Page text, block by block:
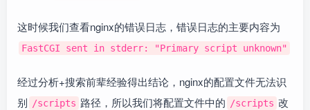
这时候我们查看nginx的错误日志，错误日志的主要内容为
FastCGI sent in stderr: "Primary script unknown"
经过分析+搜索前辈经验得出结论，nginx的配置文件无法识
别 /scripts 路径，所以我们将配置文件中的 /scripts 改